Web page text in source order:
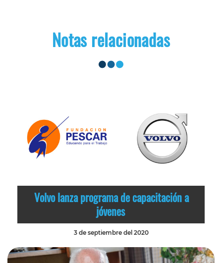
Notas relacionadas
Volvo lanza programa de capacitación a
jóvenes
3 de septiembre del 2020